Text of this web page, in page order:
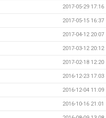
2017-05-29 17:16
2017-05-15 16:37
2017-04-12 20:07
2017-03-12 20:12
2017-02-18 12:20
2016-12-23 17:03
2016-12-04 11:09
2016-10-16 21:01